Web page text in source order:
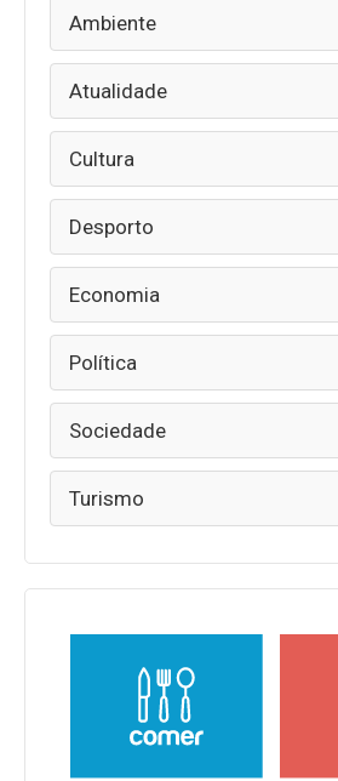
Ambiente
Atualidade
Cultura
Desporto
Economia
Política
Sociedade
Turismo